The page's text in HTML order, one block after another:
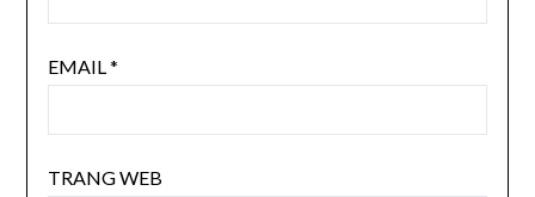
EMAIL*
TRANG WEB